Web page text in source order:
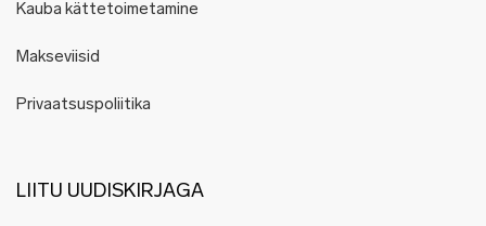
Kauba kättetoimetamine
Makseviisid
Privaatsuspoliitika
LIITU UUDISKIRJAGA